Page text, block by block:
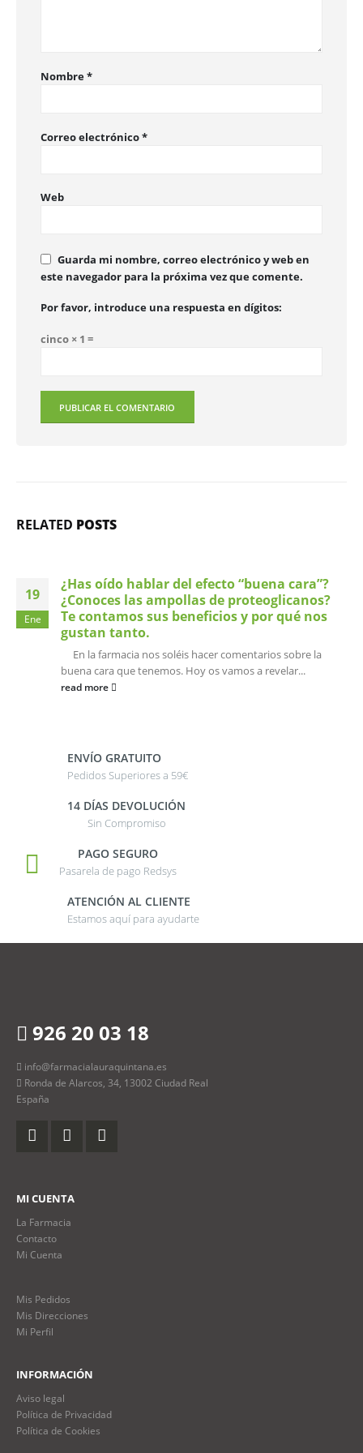
Nombre*
Correo electrónico*
Web
Guarda mi nombre, correo electrónico y web en
este navegador para la próxima vez que comente.
Por favor, introduce una respuesta en dígitos:
cinco × 1 =
RELATED POSTS
19
Ene
¿Has oído hablar del efecto “buena cara”?
¿Conoces las ampollas de proteoglicanos?
Te contamos sus beneficios y por qué nos
gustan tanto.
En la farmacia nos soléis hacer comentarios sobre la
buena cara que tenemos. Hoy os vamos a revelar...
read more
ENVÍO GRATUITO
Pedidos Superiores a 59€
14 DÍAS DEVOLUCIÓN
Sin Compromiso
PAGO SEGURO
Pasarela de pago Redsys
ATENCIÓN AL CLIENTE
Estamos aquí para ayudarte
926 20 03 18
info@farmacialauraquintana.es
Ronda de Alarcos, 34, 13002 Ciudad Real
España
MI CUENTA
La Farmacia
Contacto
Mi Cuenta
Mis Pedidos
Mis Direcciones
Mi Perfil
INFORMACIÓN
Aviso legal
Política de Privacidad
Política de Cookies